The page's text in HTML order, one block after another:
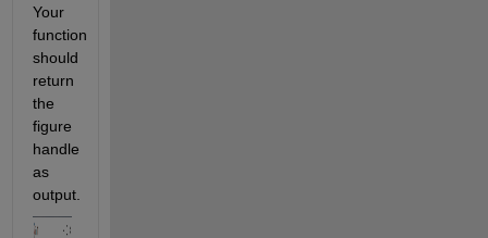
Your
function
should
return
the
figure
handle
as